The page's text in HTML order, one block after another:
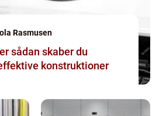
Rasmusen
du
konstruktioner